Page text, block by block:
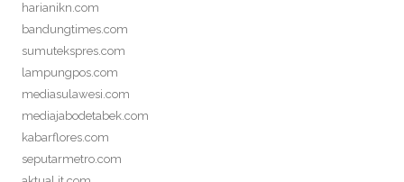
harianikn.com
bandungtimes.com
sumutekspres.com
lampungpos.com
mediasulawesi.com
mediajabodetabek.com
kabarflores.com
seputarmetro.com